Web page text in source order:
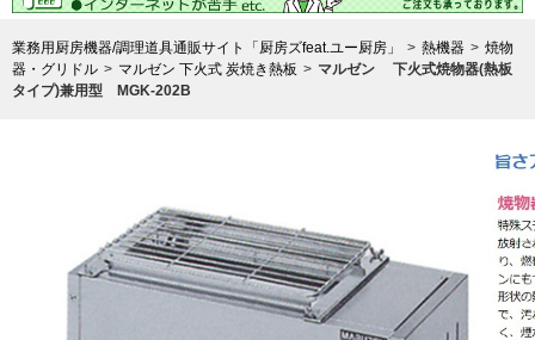
業務用厨房機器/調理道具通販サイト「厨房ズfeat.ユー厨房」 熱機器
焼物
器・グリドル
マルゼン 下火式 炭焼き熱板
マルゼン 下火式焼物器(熱板
タイプ)兼用型 MGK-202B